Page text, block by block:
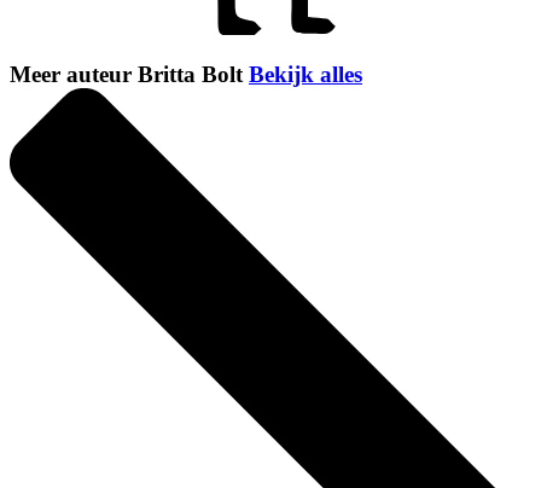
Meer auteur Britta BoltBekijk alles